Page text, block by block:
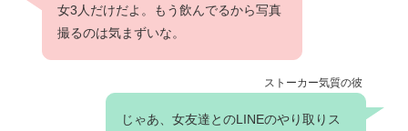
女3人だけだよ。もう飲んでるから写真
撮るのは気まずいな。
ストーカー気質の彼
じゃあ、女友達とのLINEのやり取りス